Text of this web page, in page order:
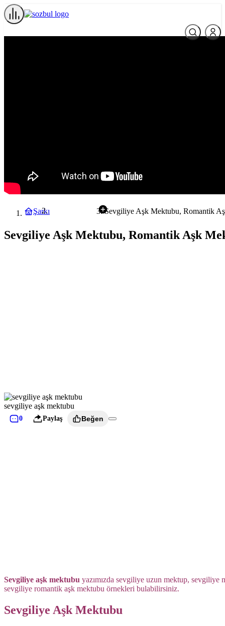
Şarkı Sevgiliye Aşk Mektubu, Romantik
Sevgiliye Aşk Mektubu, Romantik Aşk
sevgiliye aşk mektubu
0 Paylaş Beğen
Sevgiliye aşk mektubu yazımızda sevgiliye uzun mektup, sevgiliye
sevgiliye romantik aşk mektubu örnekleri bulabilirsiniz.
Sevgiliye Aşk Mektubu